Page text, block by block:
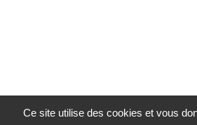
Ce site utilise des cookies et vous